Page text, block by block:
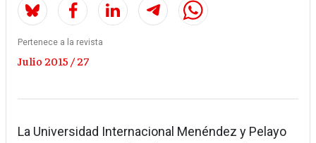
Pertenece a la revista
Julio 2015 / 27
La Universidad Internacional Menéndez y Pelayo